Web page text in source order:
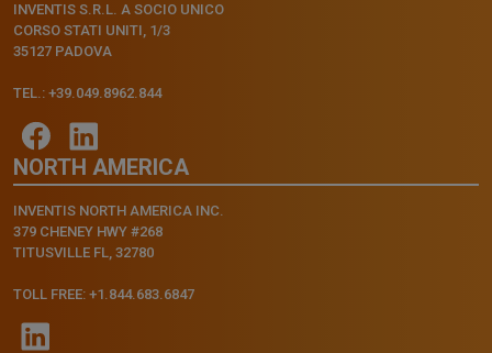
INVENTIS S.R.L. A SOCIO UNICO
CORSO STATI UNITI, 1/3
35127 PADOVA
TEL.: +39.049.8962.844
NORTH AMERICA
INVENTIS NORTH AMERICA INC.
379 CHENEY HWY #268
TITUSVILLE FL, 32780
TOLL FREE: +1.844.683.6847